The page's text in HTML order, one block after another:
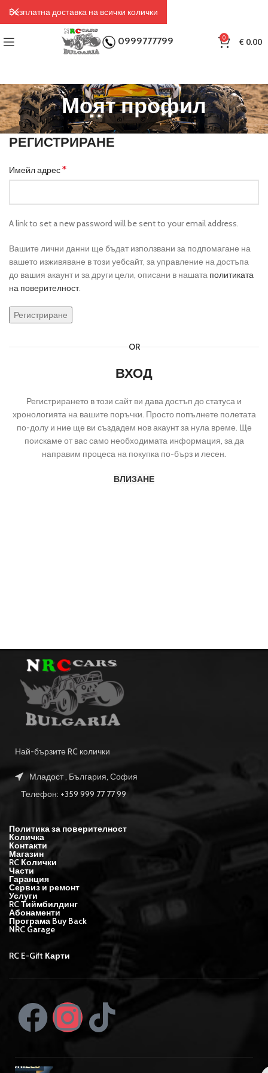
0999777799 0 €0.00
Моят профил
РЕГИСТРИРАНЕ
Имейл адрес*
A link to set a new password will be sent to your email address.
Вашите лични данни ще бъдат използвани за подпомагане на
вашето изживяване в този уебсайт, за управление на достъпа
до вашия акаунт и за други цели, описани в нашата политиката
на поверителност.
Регистриране
OR
ВХОД
Регистрирането в този сайт ви дава достъп до статуса и
хронологията на вашите поръчки. Просто попълнете полетата
по-долу и ние ще ви създадем нов акаунт за нула време. Ще
поискаме от вас само необходимата информация, за да
направим процеса на покупка по-бърз и лесен.
ВЛИЗАНЕ
Най-бързите RC колички
Младост , България, София
Телефон: +359 999 77 77 99
Политика за поверителност
Количка
Контакти
Магазин
RC Колички
Части
Гаранция
Сервиз и ремонт
Услуги
RC Тиймбилдинг
Абонаменти
Програма Buy Back
NRC Garage
RC E-Gift Карти
Безплатна доставка на всички колички